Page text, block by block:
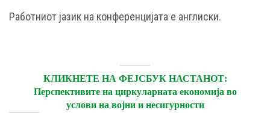
Работниот јазик на конференцијата е англиски.
КЛИКНЕТЕ НА ФЕЈСБУК НАСТАНОТ:
Перспективите на циркуларната економија во
услови на војни и несигурности